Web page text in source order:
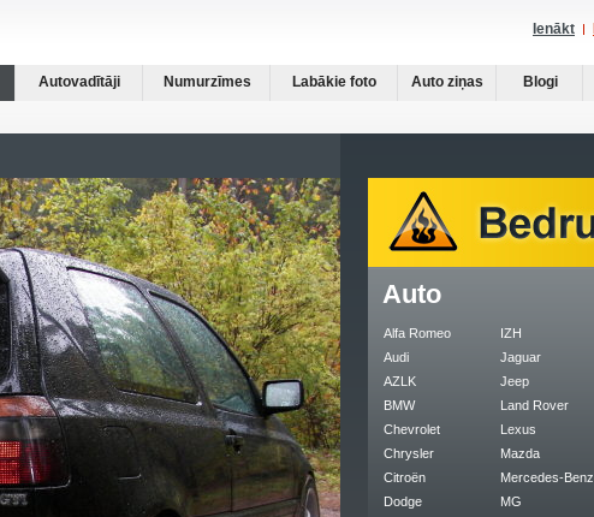
Ienākt
Autovadītāji Numurzīmes Labākie foto Auto ziņas Blogi
Auto
Alfa Romeo
Audi
AZLK
BMW
Chevrolet
Chrysler
Citroën
Dodge
IZH
Jaguar
Jeep
Land Rover
Lexus
Mazda
Mercedes-Benz
MG